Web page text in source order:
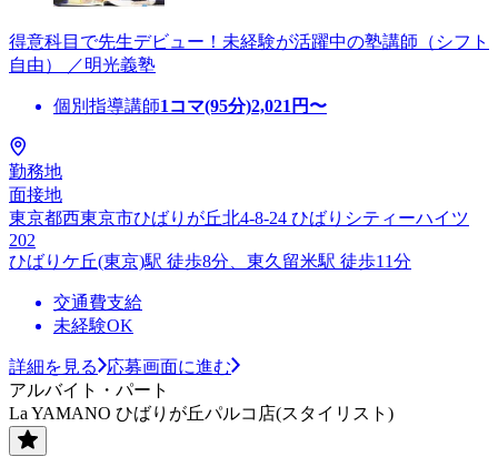
得意科目で先生デビュー！未経験が活躍中の塾講師（シフト
自由） ／明光義塾
個別指導講師1コマ(95分)2,021 円〜
勤務地
面接地
東京都西東京市ひばりが丘北4-8-24 ひばりシティーハイツ
202
ひばりケ丘(東京)駅 徒歩8分、東久留米駅 徒歩11分
交通費支給
未経験OK
詳細を見る
応募画面に進む
アルバイト・パート
La YAMANO ひばりが丘パルコ店(スタイリスト)